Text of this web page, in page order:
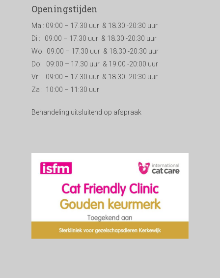
Openingstijden
Ma : 09:00 – 17.30 uur & 18.30 -20:30 uur
Di : 09:00 – 17.30 uur & 18.30 -20:30 uur
Wo: 09:00 – 17.30 uur & 18.30 -20:30 uur
Do: 09:00 – 17.30 uur & 19.00 -20:00 uur
Vr: 09:00 – 17.30 uur & 18.30 -20:30 uur
Za : 10:00 – 11:30 uur
Behandeling uitsluitend op afspraak